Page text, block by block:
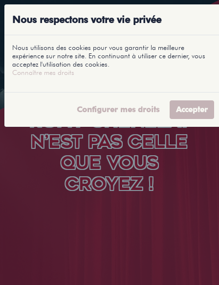
ROMY CHENELAT
N’EST PAS CELLE
QUE VOUS
CROYEZ !
Nous respectons votre vie privée
Nous utilisons des cookies pour vous garantir la meilleure
expérience sur notre site. En continuant à utiliser ce dernier, vous
acceptez l'utilisation des cookies.
Connaître mes droits
Configurer mes droits Accepter